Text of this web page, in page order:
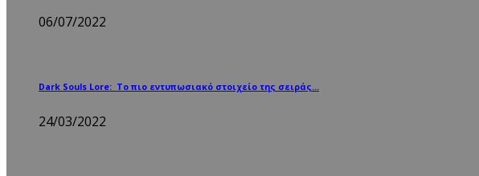
06/07/2022
Dark Souls Lore: Το πιο εντυπωσιακό στοιχείο της σειράς…
24/03/2022